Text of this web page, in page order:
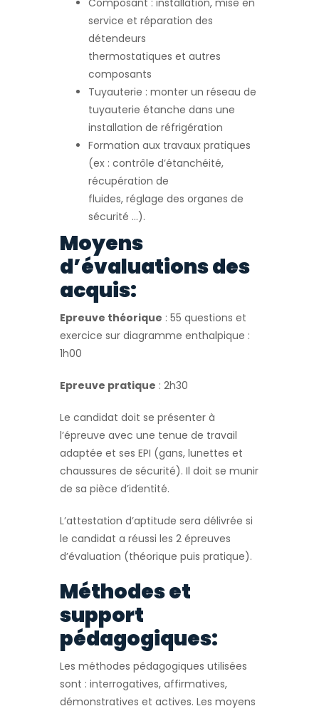
Composant : installation, mise en
service et réparation des
détendeurs
thermostatiques et autres
composants
Tuyauterie : monter un réseau de
tuyauterie étanche dans une
installation de réfrigération
Formation aux travaux pratiques
(ex : contrôle d’étanchéité,
récupération de
fluides, réglage des organes de
sécurité …).
Moyens
d’évaluations des
acquis:
Epreuve théorique : 55 questions et
exercice sur diagramme enthalpique :
1h00
Epreuve pratique : 2h30
Le candidat doit se présenter à
l’épreuve avec une tenue de travail
adaptée et ses EPI (gans, lunettes et
chaussures de sécurité). Il doit se munir
de sa pièce d’identité.
L’attestation d’aptitude sera délivrée si
le candidat a réussi les 2 épreuves
d’évaluation (théorique puis pratique).
Méthodes et
support
pédagogiques:
Les méthodes pédagogiques utilisées
sont : interrogatives, affirmatives,
démonstratives et actives. Les moyens